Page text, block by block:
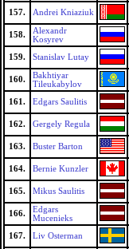
157. Andrei Kniaziuk
158.
Alexandr
Kosyrev
159. Stanislav Lutay
160.
Bakhtiyar
Tileukabylov
161. Edgars Saulitis
162. Gergely Regula
163. Buster Barton
164. Bernie Kunzler
165. Mikus Saulitis
166.
Edgars
Mucenieks
167. Liv Osterman